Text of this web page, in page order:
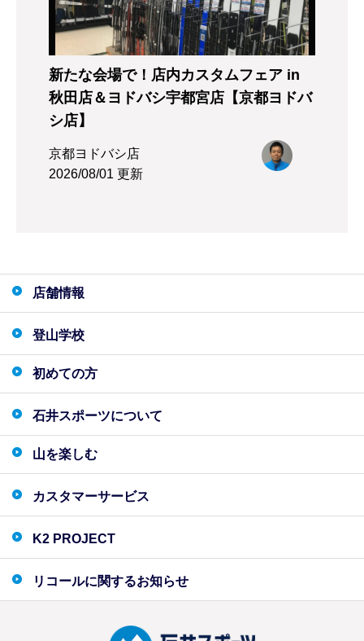
新たな会場で！店内カスタムフェア in
秋田店＆ヨドバシ宇都宮店【京都ヨドバ
シ店】
京都ヨドバシ店
2026/08/01 更新
店舗情報
登山学校
初めての方
石井スポーツについて
山を楽しむ
カスタマーサービス
K2 PROJECT
リコールに関するお知らせ